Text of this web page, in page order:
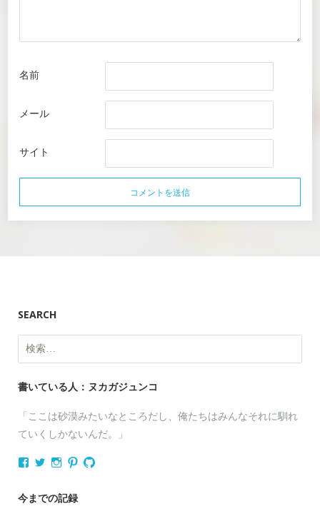
名前
メール
サイト
SEARCH
検
索:
書いている人：ヌカガジュンコ
「ここは砂漠みたいなところだし、俺たちはみんなそれに馴れ
ていくしかないんだ。」
nukagajunko
の
nukaga
の
nukaga
の
nukaganukaga
今までの記録